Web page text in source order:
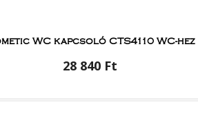
WC kapcsoló CTS4110 WC-hez
28 840 Ft